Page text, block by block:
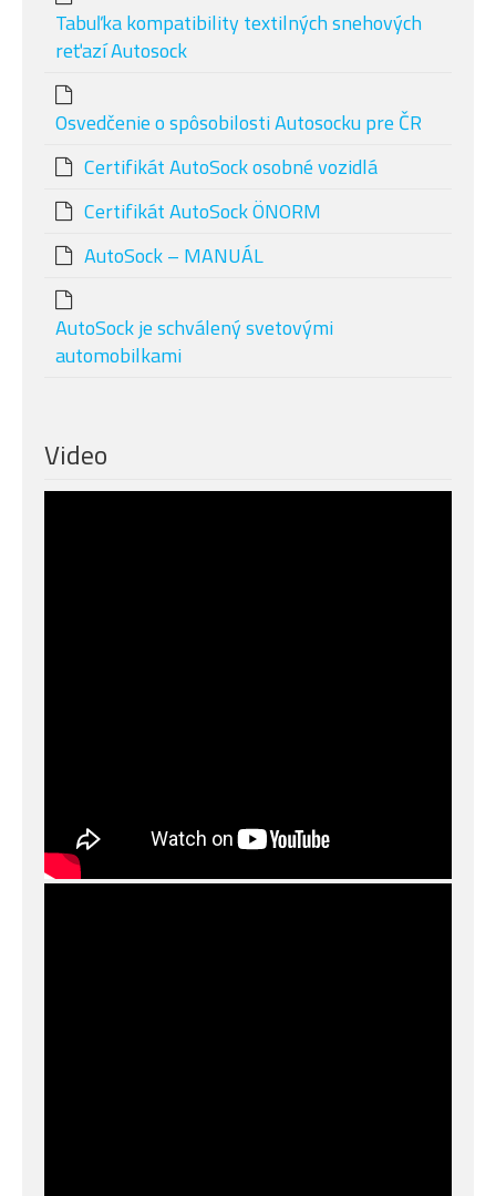
Tabuľka kompatibility textilných snehových
reťazí Autosock
Osvedčenie o spôsobilosti Autosocku pre ČR
Certifikát AutoSock osobné vozidlá
Certifikát AutoSock ÖNORM
AutoSock – MANUÁL
AutoSock je schválený svetovými
automobilkami
Video